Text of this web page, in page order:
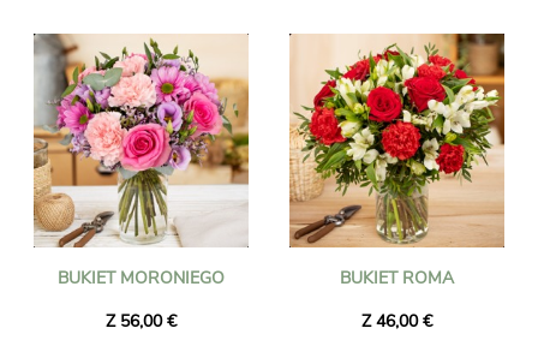
BUKIET MORONIEGO
Z 56,00 €
BUKIET ROMA
Z 46,00 €